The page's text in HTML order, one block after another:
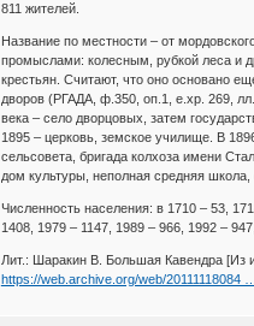
811 жителей.
Название по местности – от
промыслами: колесным, рубкой леса и
крестьян. Считают, что оно основано
дворов (РГАДА, ф.350, оп.1, е.хр. 269,
века – село дворцовых, затем
1895 – церковь, земское училище. В
сельсовета, бригада колхоза имени
дом культуры, неполная средняя
Численность населения: в 1710 – 53,
1408, 1979 – 1147, 1989 – 966, 1992 –
Лит.: Шаракин В. Большая Кавендра [Из
https://web.archive.org/web/20111118084